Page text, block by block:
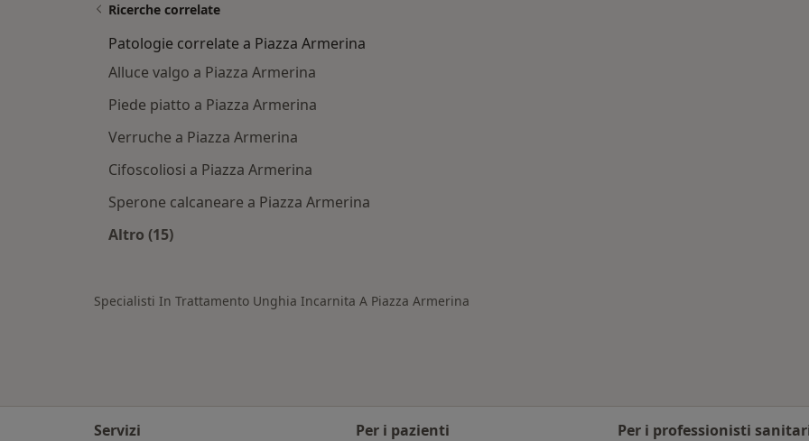
Ricerche correlate
Patologie correlate a Piazza Armerina
Alluce valgo a Piazza Armerina
Piede piatto a Piazza Armerina
Verruche a Piazza Armerina
Cifoscoliosi a Piazza Armerina
Sperone calcaneare a Piazza Armerina
Altro (15)
Specialisti In Trattamento Unghia Incarnita A Piazza Armerina
Servizi
Per i pazienti
Per i professionisti